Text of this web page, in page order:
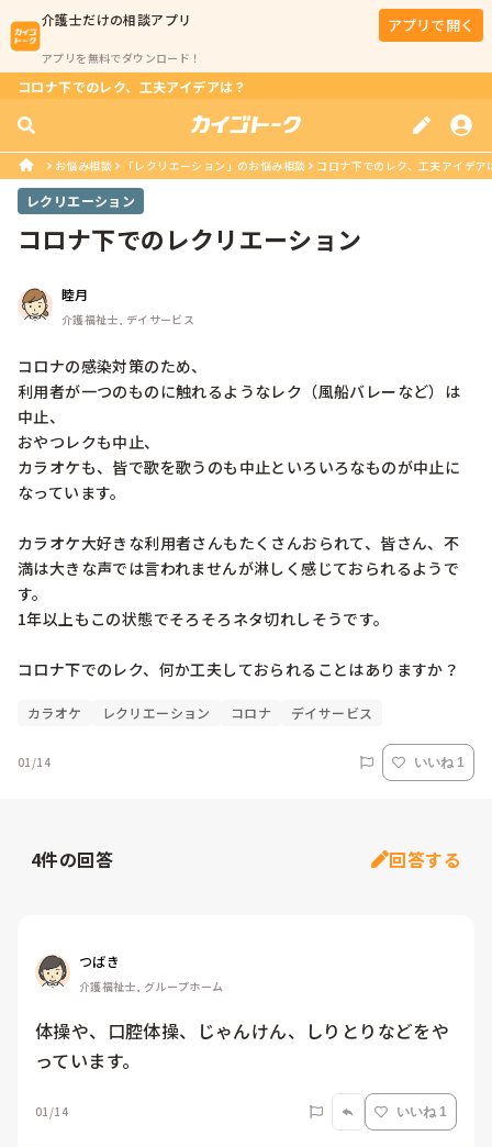
介護士だけの相談アプリ
アプリを無料でダウンロード！
アプリで開く
コロナ下でのレク、工夫アイデアは？
お悩み相談 「レクリエーション」のお悩み相談 コロナ下でのレク、工夫アイデア
レクリエーション
コロナ下でのレクリエーション
睦月
介護福祉士, デイサービス
コロナの感染対策のため、
利用者が一つのものに触れるようなレク（風船バレーなど）は
中止、
おやつレクも中止、
カラオケも、皆で歌を歌うのも中止といろいろなものが中止に
なっています。
カラオケ大好きな利用者さんもたくさんおられて、皆さん、不
満は大きな声では言われませんが淋しく感じておられるようで
す。
1年以上もこの状態でそろそろネタ切れしそうです。
コロナ下でのレク、何か工夫しておられることはありますか？
カラオケ レクリエーション コロナ デイサービス
01/14 いいね 1
4件の回答 回答する
つばき
介護福祉士, グループホーム
体操や、口腔体操、じゃんけん、しりとりなどをや
っています。
01/14 いいね 1